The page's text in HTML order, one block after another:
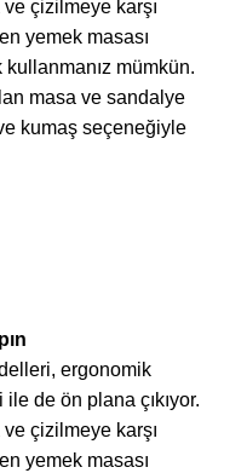
çizilmeye karşı
yemek masası
mümkün.
masa ve sandalye
kumaş seçeneğiyle
ergonomik
de ön plana çıkıyor.
çizilmeye karşı
yemek masası